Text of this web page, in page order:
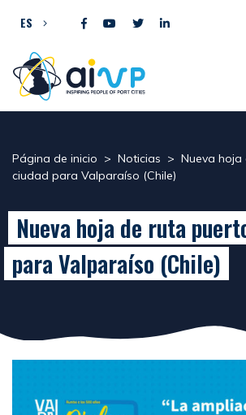
ES
Página de inicio > Noticias > Nueva
ciudad para Valparaíso (Chile)
Nueva hoja de ruta
para Valparaíso (Chile)